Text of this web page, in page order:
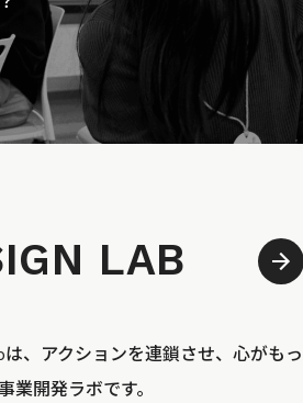
LAB
、アクションを連鎖させ、心がもっ
業開発ラボです。